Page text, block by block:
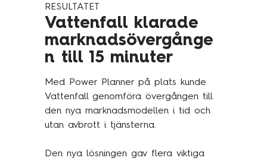
RESULTATET
Vattenfall klarade
marknadsövergånge
n till 15 minuter
Med Power Planner på plats kunde
Vattenfall genomföra övergången till
den nya marknadsmodellen i tid och
utan avbrott i tjänsterna.
Den nya lösningen gav flera viktiga